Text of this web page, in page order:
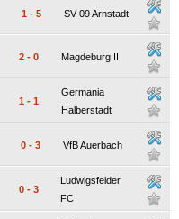
1 - 5 SV 09 Arnstadt
2 - 0 Magdeburg II
1 - 1
Germania
Halberstadt
0 - 3 VfB Auerbach
0 - 3
Ludwigsfelder
FC